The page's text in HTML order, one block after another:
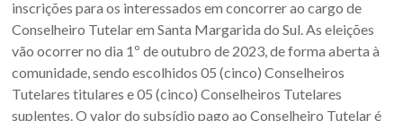
Oeste
–
RS
Site
inscrições para os interessados em concorrer ao cargo de
Conselheiro Tutelar em Santa Margarida do Sul. As eleições
vão ocorrer no dia 1º de outubro de 2023, de forma aberta à
comunidade, sendo escolhidos 05 (cinco) Conselheiros
Tutelares titulares e 05 (cinco) Conselheiros Tutelares
suplentes. O valor do subsídio pago ao Conselheiro Tutelar é